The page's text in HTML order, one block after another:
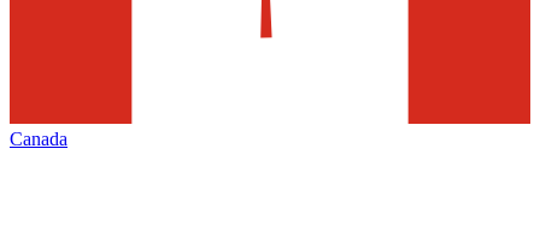
Canada